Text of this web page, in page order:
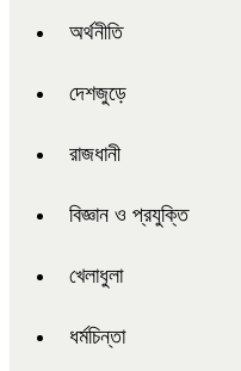
অর্থনীতি
দেশজুড়ে
রাজধানী
বিজ্ঞান ও প্রযুক্তি
খেলাধুলা
ধর্মচিন্তা